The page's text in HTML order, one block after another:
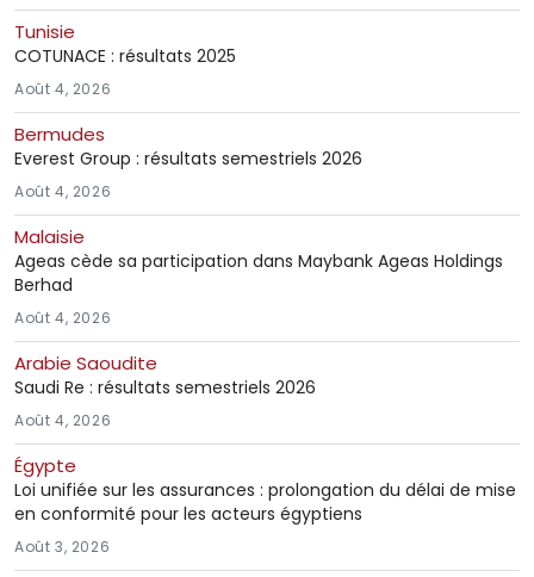
Tunisie
COTUNACE : résultats 2025
Août 4, 2026
Bermudes
Everest Group : résultats semestriels 2026
Août 4, 2026
Malaisie
Ageas cède sa participation dans Maybank Ageas Holdings
Berhad
Août 4, 2026
Arabie Saoudite
Saudi Re : résultats semestriels 2026
Août 4, 2026
Égypte
Loi unifiée sur les assurances : prolongation du délai de mise
en conformité pour les acteurs égyptiens
Août 3, 2026